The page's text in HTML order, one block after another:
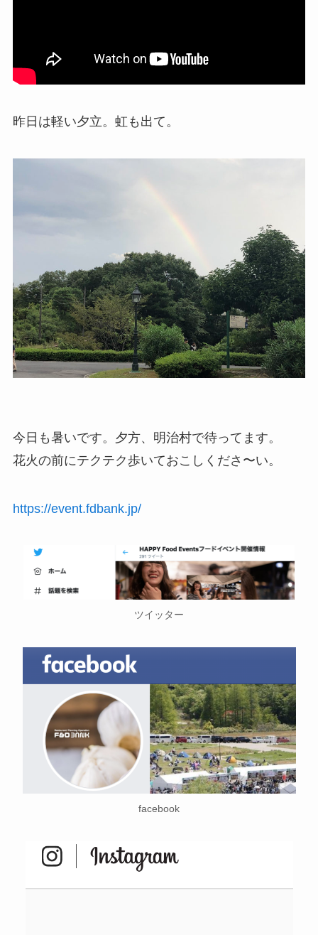
昨日は軽い夕立。虹も出て。
今日も暑いです。夕方、明治村で待ってます。
花火の前にテクテク歩いておこしくださ〜い。
https://event.fdbank.jp/
ツイッター
facebook